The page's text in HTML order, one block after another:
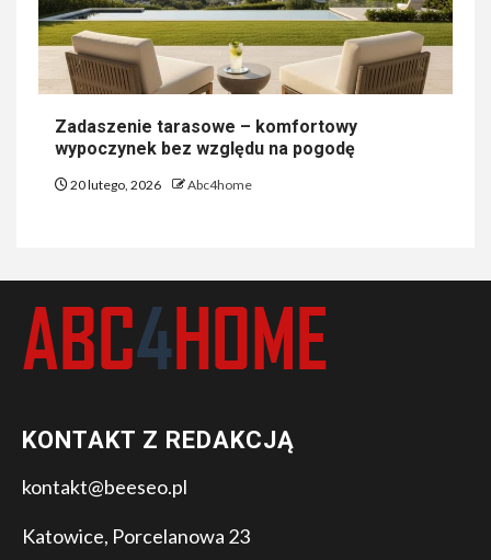
Zadaszenie tarasowe – komfortowy
wypoczynek bez względu na pogodę
20 lutego, 2026 Abc4home
KONTAKT Z REDAKCJĄ
kontakt@beeseo.pl
Katowice, Porcelanowa 23